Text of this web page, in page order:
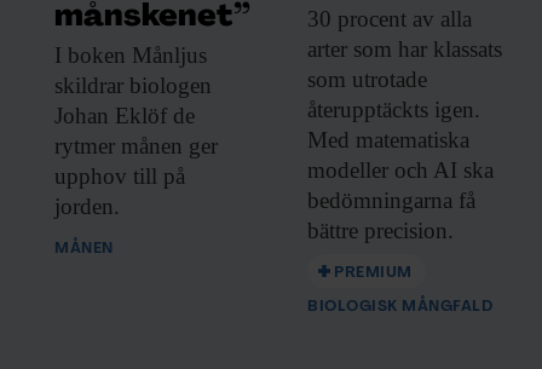
månskenet”
I boken Månljus
skildrar biologen
Johan Eklöf de
rytmer månen ger
upphov till på
jorden.
MÅNEN
30 procent av alla
arter som har klassats
som utrotade
återupptäckts igen.
Med matematiska
modeller och AI ska
bedömningarna få
bättre precision.
PREMIUM
BIOLOGISK MÅNGFALD